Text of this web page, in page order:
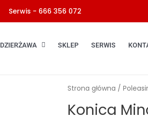
Serwis - 666 356 072
DZIERŻAWA SKLEP SERWIS
Strona główna /
Konica
ilość
Minolta